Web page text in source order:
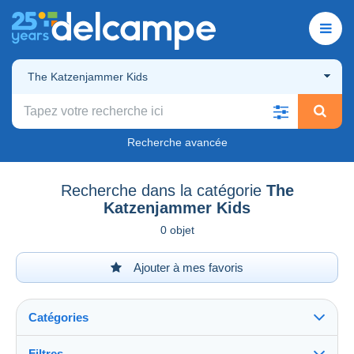
The Katzenjammer Kids
Recherche avancée
Recherche dans la catégorie The
Katzenjammer Kids
0 objet
Ajouter à mes favoris
Catégories